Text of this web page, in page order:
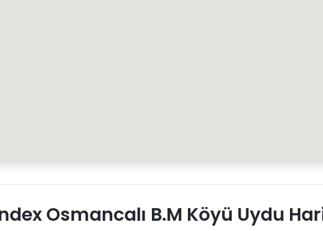
Osmancalı B.M Köyü Uydu